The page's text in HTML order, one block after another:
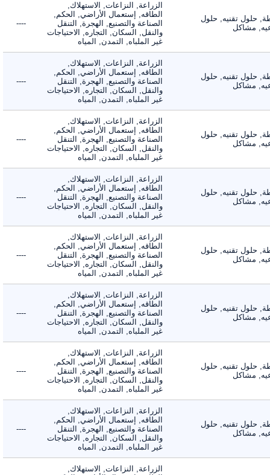
حلول تقنيه, حلول
مشاكل
الزراعة, النزاعات, الاستهلاك,
الطاقه, إستعمال الأراضي, الحكم,
الصناعة والتصنيع, الهجرة, التنقل
والنقل, السكان, التجاره, الاحتياجات
غير الملباه, التمدن, المياه
----
حلول تقنيه, حلول
مشاكل
الزراعة, النزاعات, الاستهلاك,
الطاقه, إستعمال الأراضي, الحكم,
الصناعة والتصنيع, الهجرة, التنقل
والنقل, السكان, التجاره, الاحتياجات
غير الملباه, التمدن, المياه
----
حلول تقنيه, حلول
مشاكل
الزراعة, النزاعات, الاستهلاك,
الطاقه, إستعمال الأراضي, الحكم,
الصناعة والتصنيع, الهجرة, التنقل
والنقل, السكان, التجاره, الاحتياجات
غير الملباه, التمدن, المياه
----
حلول تقنيه, حلول
مشاكل
الزراعة, النزاعات, الاستهلاك,
الطاقه, إستعمال الأراضي, الحكم,
الصناعة والتصنيع, الهجرة, التنقل
والنقل, السكان, التجاره, الاحتياجات
غير الملباه, التمدن, المياه
----
حلول تقنيه, حلول
مشاكل
الزراعة, النزاعات, الاستهلاك,
الطاقه, إستعمال الأراضي, الحكم,
الصناعة والتصنيع, الهجرة, التنقل
والنقل, السكان, التجاره, الاحتياجات
غير الملباه, التمدن, المياه
----
حلول تقنيه, حلول
مشاكل
الزراعة, النزاعات, الاستهلاك,
الطاقه, إستعمال الأراضي, الحكم,
الصناعة والتصنيع, الهجرة, التنقل
والنقل, السكان, التجاره, الاحتياجات
غير الملباه, التمدن, المياه
----
حلول تقنيه, حلول
مشاكل
الزراعة, النزاعات, الاستهلاك,
الطاقه, إستعمال الأراضي, الحكم,
الصناعة والتصنيع, الهجرة, التنقل
والنقل, السكان, التجاره, الاحتياجات
غير الملباه, التمدن, المياه
----
حلول تقنيه, حلول
مشاكل
الزراعة, النزاعات, الاستهلاك,
الطاقه, إستعمال الأراضي, الحكم,
الصناعة والتصنيع, الهجرة, التنقل
والنقل, السكان, التجاره, الاحتياجات
غير الملباه, التمدن, المياه
----
الزراعة, النزاعات, الاستهلاك,